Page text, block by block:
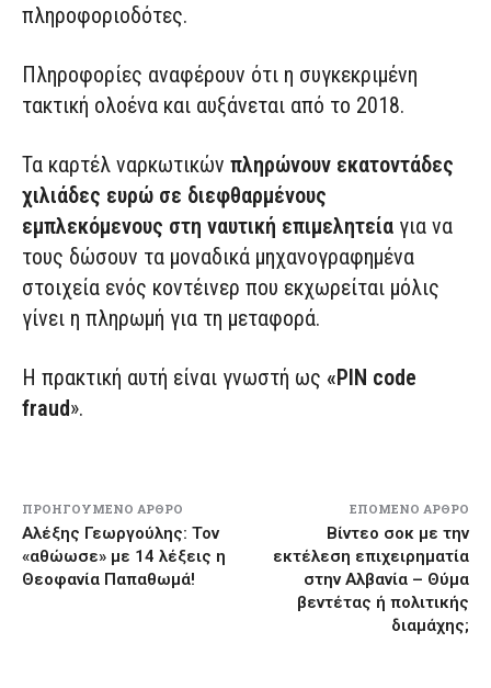
πληροφοριοδότες.
Πληροφορίες αναφέρουν ότι η συγκεκριμένη
τακτική ολοένα και αυξάνεται από το 2018.
Τα καρτέλ ναρκωτικών πληρώνουν εκατοντάδες
χιλιάδες ευρώ σε διεφθαρμένους
εμπλεκόμενους στη ναυτική επιμελητεία για να
τους δώσουν τα μοναδικά μηχανογραφημένα
στοιχεία ενός κοντέινερ που εκχωρείται μόλις
γίνει η πληρωμή για τη μεταφορά.
Η πρακτική αυτή είναι γνωστή ως «PIN code
fraud».
ΠΡΟΗΓΟΎΜΕΝΟ ΆΡΘΡΟ
Αλέξης Γεωργούλης: Τον
«αθώωσε» με 14 λέξεις η
Θεοφανία Παπαθωμά!
ΕΠΌΜΕΝΟ ΆΡΘΡΟ
Βίντεο σοκ με την
εκτέλεση επιχειρηματία
στην Αλβανία – Θύμα
βεντέτας ή πολιτικής
διαμάχης;